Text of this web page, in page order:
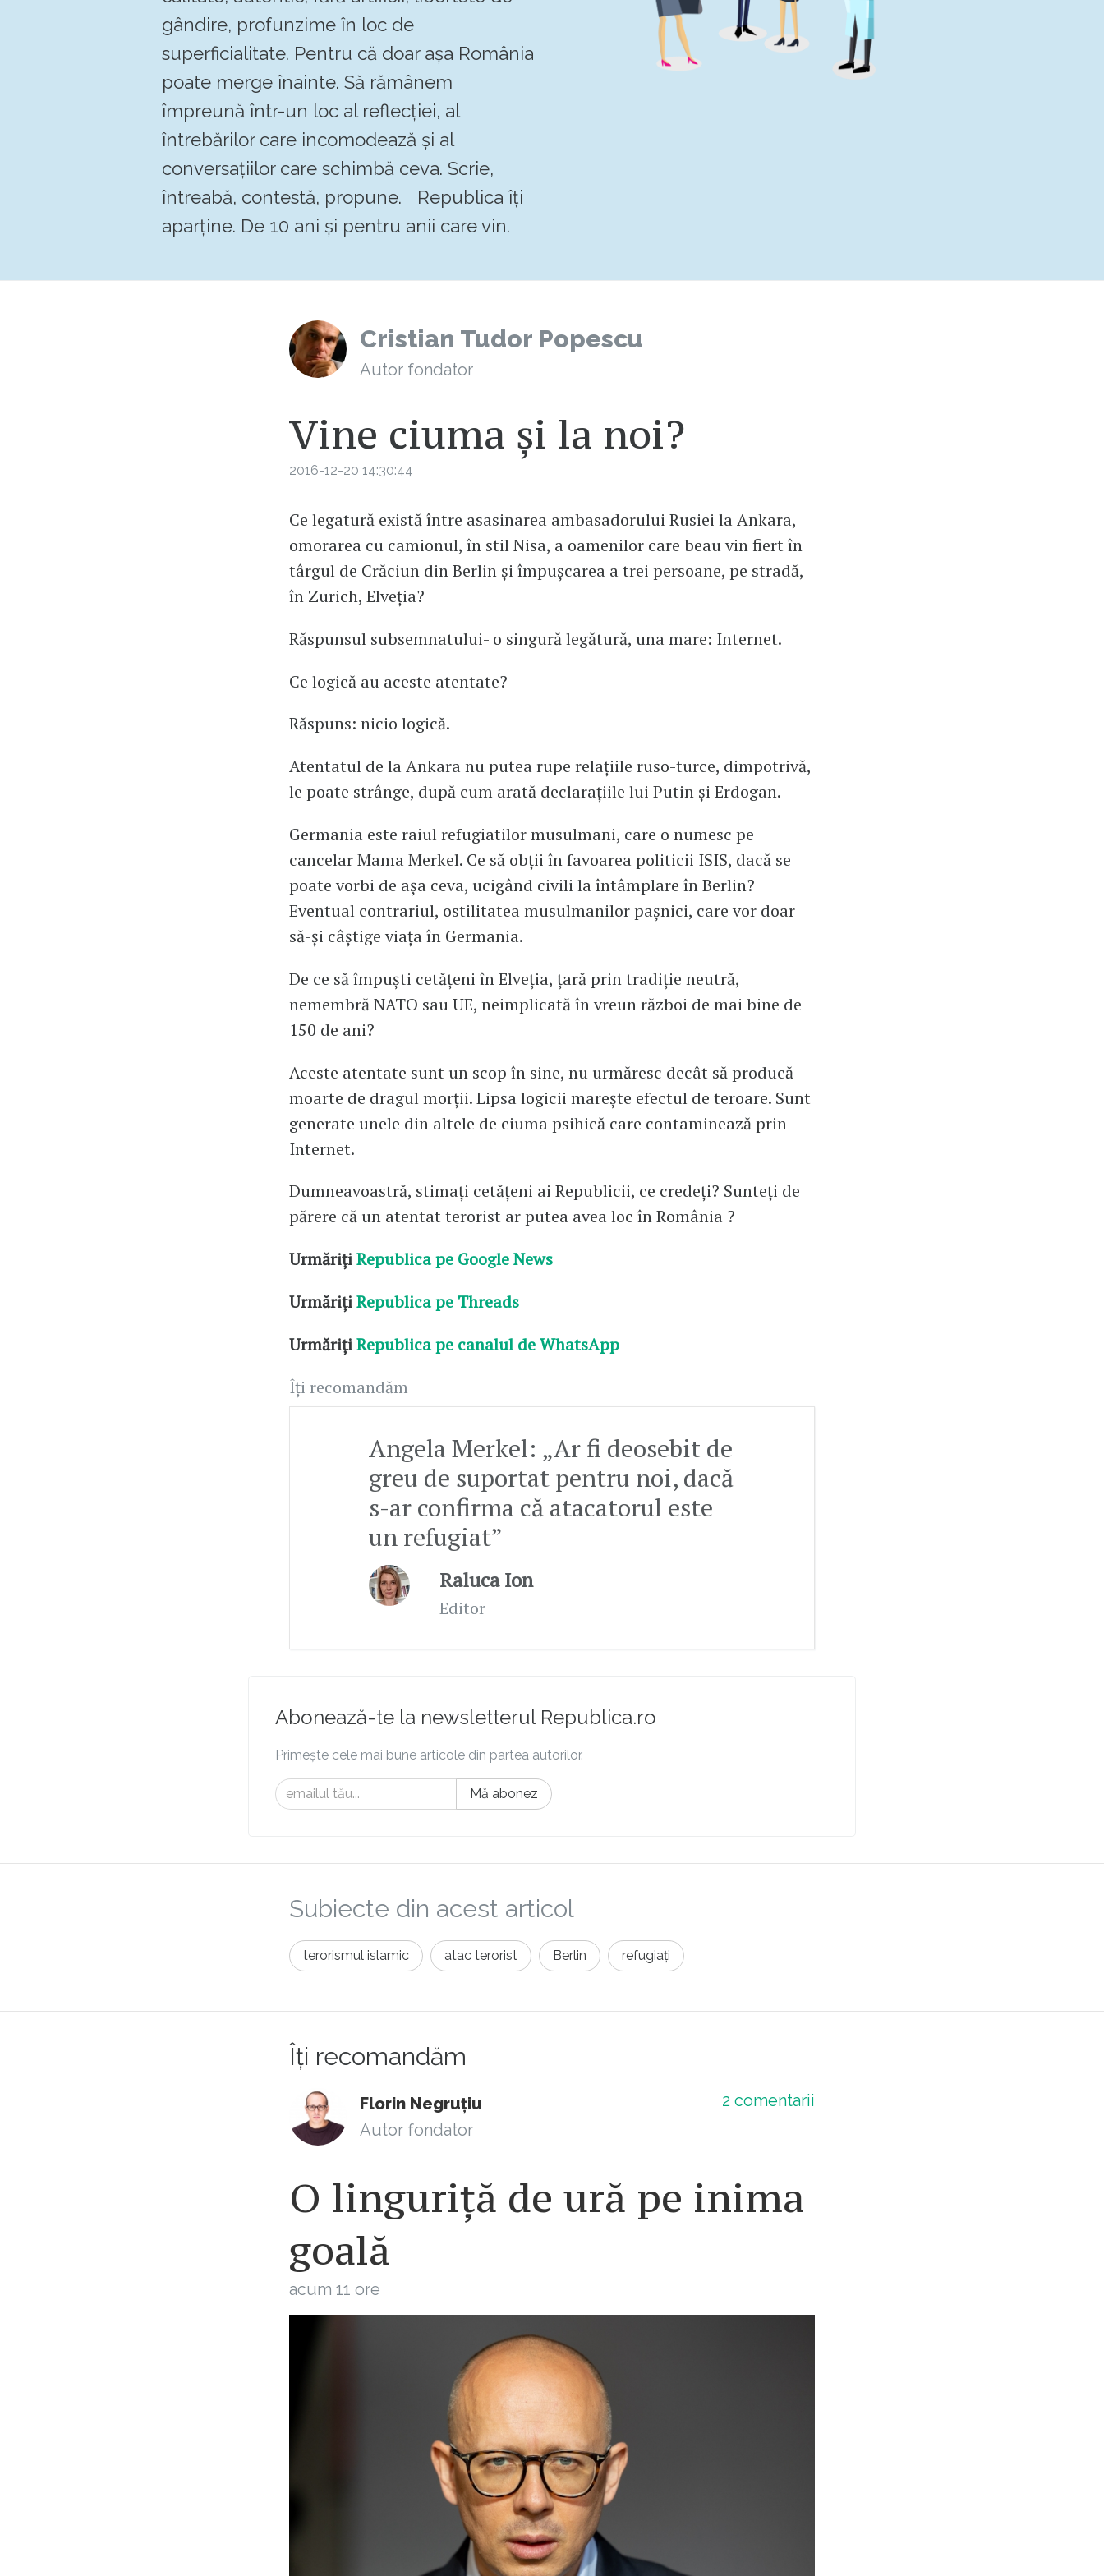
gândire, profunzime în loc de
superficialitate. Pentru că doar așa România
poate merge înainte. Să rămânem
împreună într-un loc al reflecției, al
întrebărilor care incomodează și al
conversațiilor care schimbă ceva. Scrie,
întreabă, contestă, propune. Republica îți
aparține. De 10 ani și pentru anii care vin.
Cristian Tudor Popescu
Autor fondator
Vine ciuma și la noi?
2016-12-20 14:30:44
Ce legatură există între asasinarea ambasadorului Rusiei la Ankara,
omorarea cu camionul, în stil Nisa, a oamenilor care beau vin fiert în
târgul de Crăciun din Berlin și împușcarea a trei persoane, pe stradă,
în Zurich, Elveția?
Răspunsul subsemnatului- o singură legătură, una mare: Internet.
Ce logică au aceste atentate?
Răspuns: nicio logică.
Atentatul de la Ankara nu putea rupe relațiile ruso-turce, dimpotrivă,
le poate strânge, după cum arată declarațiile lui Putin și Erdogan.
Germania este raiul refugiatilor musulmani, care o numesc pe
cancelar Mama Merkel. Ce să obții în favoarea politicii ISIS, dacă se
poate vorbi de așa ceva, ucigând civili la întâmplare în Berlin?
Eventual contrariul, ostilitatea musulmanilor pașnici, care vor doar
să-și câștige viața în Germania.
De ce să împuști cetățeni în Elveția, țară prin tradiție neutră,
nemembră NATO sau UE, neimplicată în vreun război de mai bine de
150 de ani?
Aceste atentate sunt un scop în sine, nu urmăresc decât să producă
moarte de dragul morții. Lipsa logicii marește efectul de teroare. Sunt
generate unele din altele de ciuma psihică care contaminează prin
Internet.
Dumneavoastră, stimați cetățeni ai Republicii, ce credeți? Sunteți de
părere că un atentat terorist ar putea avea loc în România ?
UrmărițiRepublica pe Google News
UrmărițiRepublica pe Threads
UrmărițiRepublica pe canalul de WhatsApp
Îți recomandăm
Angela Merkel: „Ar fi deosebit de
greu de suportat pentru noi, dacă
s-ar confirma că atacatorul este
un refugiat”
Raluca Ion
Editor
Abonează-te la newsletterul Republica.ro
Primește cele mai bune articole din partea autorilor.
Mă abonez
Subiecte din acest articol
terorismul islamic atac terorist Berlin refugiați
Îți recomandăm
Florin Negruțiu
Autor fondator
2 comentarii
O linguriță de ură pe inima
goală
acum 11 ore